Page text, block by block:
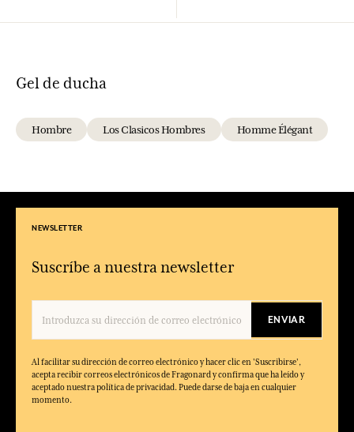
Gel de ducha
Hombre Los Clasicos Hombres Homme Élégant
NEWSLETTER
Suscríbe a nuestra newsletter
ENVIAR
Al facilitar su dirección de correo electrónico y hacer clic en 'Suscribirse',
acepta recibir correos electrónicos de Fragonard y confirma que ha leído y
aceptado nuestra política de privacidad. Puede darse de baja en cualquier
momento.